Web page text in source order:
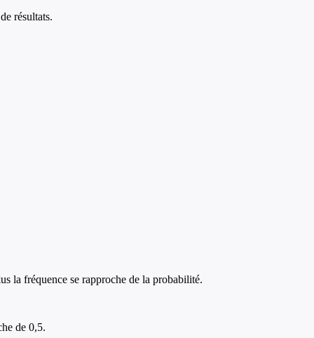
résultats.
la fréquence se rapproche de la probabilité.
de 0,5.